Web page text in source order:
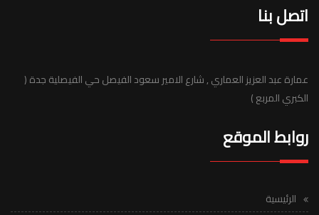
اتصل بنا
عمارة عبد العزيز العماري , شارع الامير سعود الفيصل حي الفيصلية جدة (
الكبري المربع )
روابط الموقع
الرئيسية